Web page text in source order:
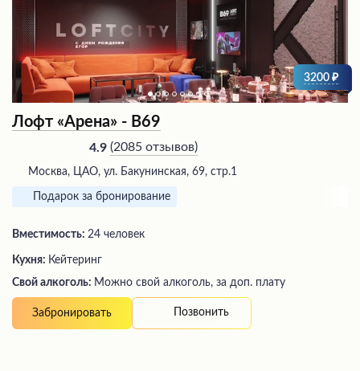
3200
Лофт «Арена» - В69
4.9 (2085 отзывов)
Москва, ЦАО, ул. Бакунинская, 69, стр.1
Подарок за бронирование
Вместимость: 24 человек
Кухня: Кейтеринг
Свой алкоголь: Можно свой алкоголь, за доп. плату
Забронировать Позвонить